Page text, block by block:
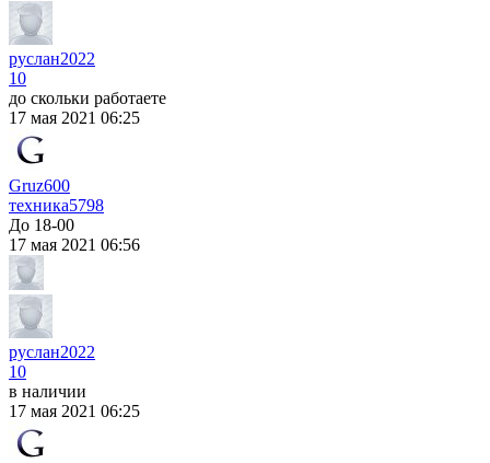
руслан2022
10
до скольки работаете
17 мая 2021 06:25
Gruz600
техника5798
До 18-00
17 мая 2021 06:56
руслан2022
10
в наличии
17 мая 2021 06:25